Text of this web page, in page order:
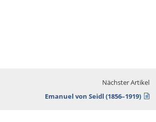
Nächster Artikel
Emanuel von Seidl (1856–1919)